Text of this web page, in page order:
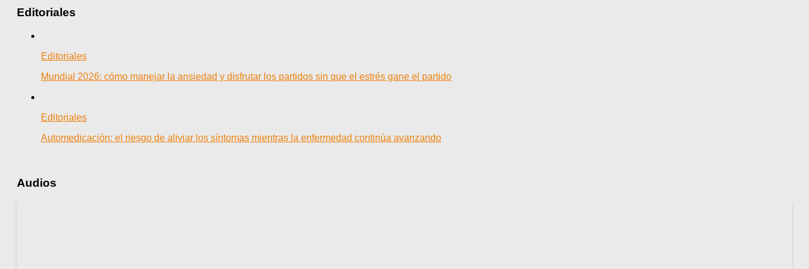
Editoriales
Editoriales
Mundial 2026: cómo manejar la ansiedad y disfrutar los partidos sin que el estrés gane el partido
Editoriales
Automedicación: el riesgo de aliviar los síntomas mientras la enfermedad continúa avanzando
Audios